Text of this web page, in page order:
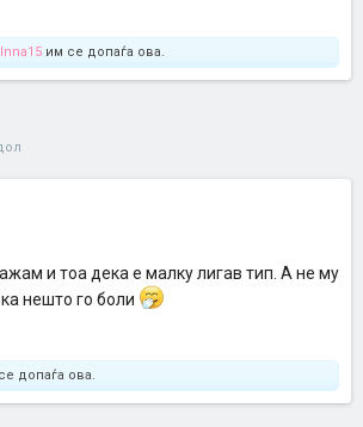
Inna15 им се допаѓа ова.
и тоа дека е малку лигав тип. А не му
нешто го боли
допаѓа ова.